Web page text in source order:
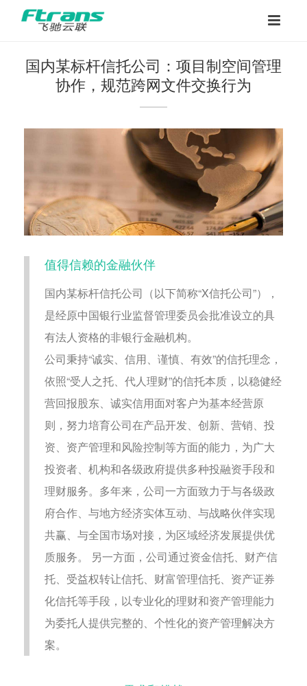
国内某标杆信托公司：项目制空间管理
协作，规范跨网文件交换行为
值得信赖的金融伙伴
国内某标杆信托公司（以下简称“X信托公司”），
是经原中国银行业监督管理委员会批准设立的具
有法人资格的非银行金融机构。
公司秉持“诚实、信用、谨慎、有效”的信托理念，
依照“受人之托、代人理财”的信托本质，以稳健经
营回报股东、诚实信用面对客户为基本经营原
则，努力培育公司在产品开发、创新、营销、投
资、资产管理和风险控制等方面的能力，为广大
投资者、机构和各级政府提供多种投融资手段和
理财服务。多年来，公司一方面致力于与各级政
府合作、与地方经济实体互动、与战略伙伴实现
共赢、与全国市场对接，为区域经济发展提供优
质服务。 另一方面，公司通过资金信托、财产信
托、受益权转让信托、财富管理信托、资产证券
化信托等手段，以专业化的理财和资产管理能力
为委托人提供完整的、个性化的资产管理解决方
案。